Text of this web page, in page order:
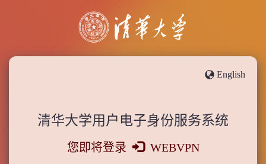
English
清华大学用户电子身份服务系统
您即将登录 WEBVPN